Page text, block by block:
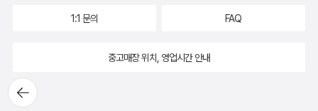
뒤로가
기
1:1 문의 FAQ
중고매장 위치, 영업시간 안내